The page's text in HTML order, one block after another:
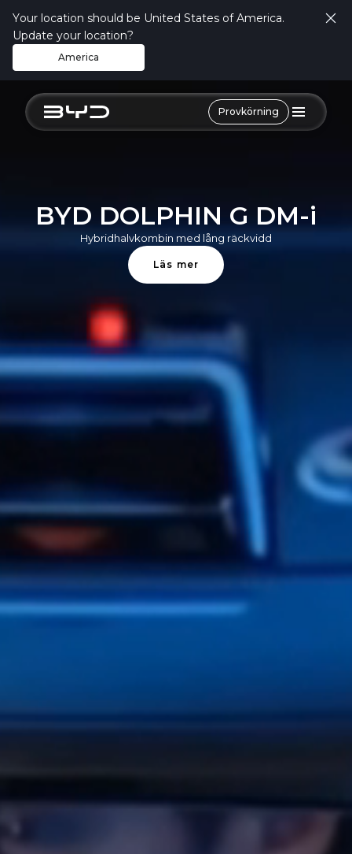
Your location should be United States of America.
Update your location?
America
Provkörning
BYD DOLPHIN G DM-i
Hybridhalvkombin med lång räckvidd
Läs mer